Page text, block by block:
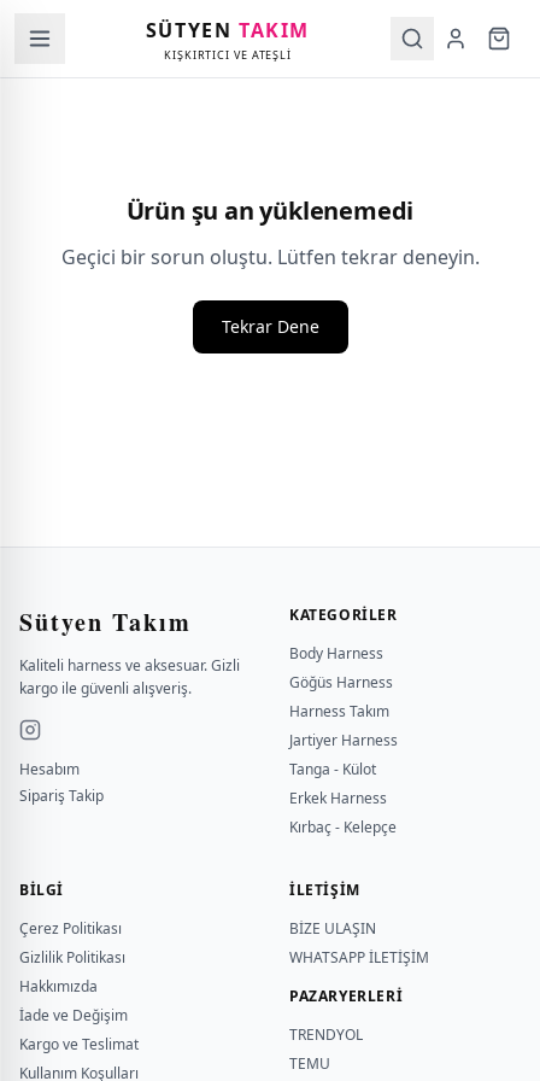
SÜTYENTAKIM
KIŞKIRTICI VE ATEŞLİ
Ürün şu an yüklenemedi
Geçici bir sorun oluştu. Lütfen tekrar deneyin.
Tekrar Dene
Sütyen Takım
Kaliteli harness ve aksesuar. Gizli
kargo ile güvenli alışveriş.
Hesabım
Sipariş Takip
KATEGORILER
Body Harness
Göğüs Harness
Harness Takım
Jartiyer Harness
Tanga - Külot
Erkek Harness
Kırbaç - Kelepçe
BILGI
Çerez Politikası
Gizlilik Politikası
Hakkımızda
İade ve Değişim
Kargo ve Teslimat
Kullanım Koşulları
İLETİŞİM
BİZE ULAŞIN
WHATSAPP İLETİŞİM
PAZARYERLERİ
TRENDYOL
TEMU